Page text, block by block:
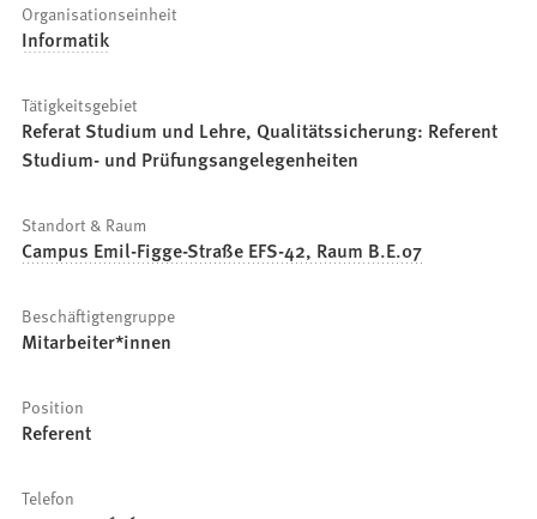
Organisationseinheit
Informatik
Tätigkeitsgebiet
Referat Studium und Lehre, Qualitätssicherung: Referent
Studium- und Prüfungsangelegenheiten
Standort & Raum
Campus Emil-Figge-Straße EFS-42, Raum B.E.07
Beschäftigtengruppe
Mitarbeiter*innen
Position
Referent
Telefon